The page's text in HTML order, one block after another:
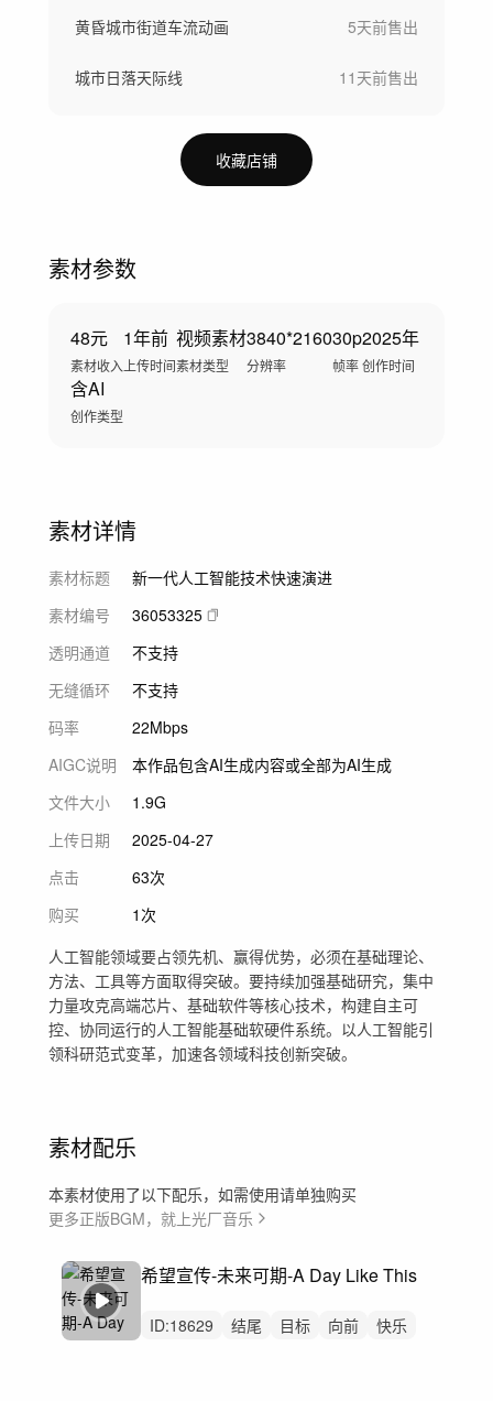
黄昏城市街道车流动画 5天前售出
城市日落天际线 11天前售出
收藏店铺
素材参数
48元
素材收入
1年前
上传时间
视频素材
素材类型
3840*2160
分辨率
30p
帧率
2025年
创作时间
含AI
创作类型
素材详情
素材标题
新一代人工智能技术快速演进
素材编号
36053325
透明通道
不支持
无缝循环
不支持
码率
22Mbps
AIGC说明
本作品包含AI生成内容或全部为AI生成
文件大小
1.9G
上传日期
2025-04-27
点击
63次
购买
1次
人工智能领域要占领先机、赢得优势，必须在基础理论、
方法、工具等方面取得突破。要持续加强基础研究，集中
力量攻克高端芯片、基础软件等核心技术，构建自主可
控、协同运行的人工智能基础软硬件系统。以人工智能引
领科研范式变革，加速各领域科技创新突破。
素材配乐
本素材使用了以下配乐，如需使用请单独购买
更多正版BGM，就上光厂音乐
希望宣传-未来可期-A Day Like This
ID:18629 结尾 目标 向前
快乐